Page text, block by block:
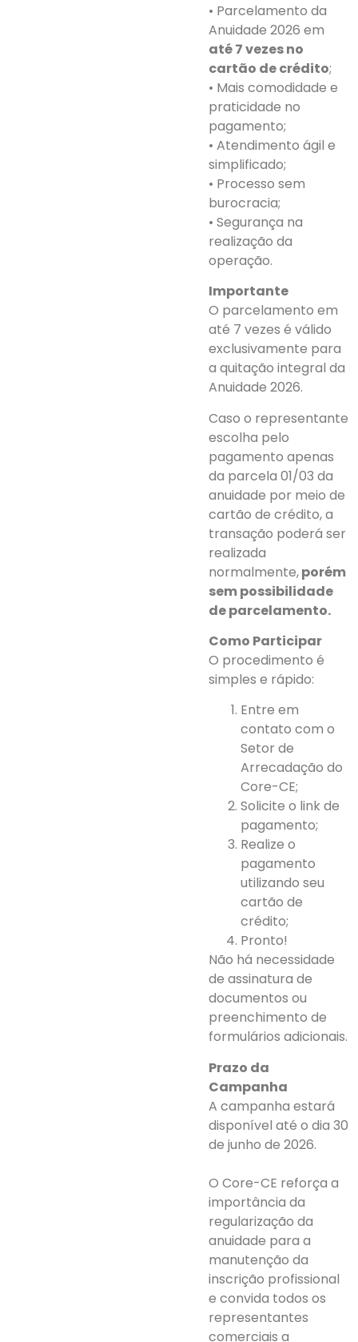
• Parcelamento da
Anuidade 2026 em
até 7 vezes no
cartão de crédito;
• Mais comodidade e
praticidade no
pagamento;
• Atendimento ágil e
simplificado;
• Processo sem
burocracia;
• Segurança na
realização da
operação.
Importante
O parcelamento em
até 7 vezes é válido
exclusivamente para
a quitação integral da
Anuidade 2026.
Caso o representante
escolha pelo
pagamento apenas
da parcela 01/03 da
anuidade por meio de
cartão de crédito, a
transação poderá ser
realizada
normalmente,porém
sem possibilidade
de parcelamento.
Como Participar
O procedimento é
simples e rápido:
Entre em
contato com o
Setor de
Arrecadação do
Core-CE;
Solicite o link de
pagamento;
Realize o
pagamento
utilizando seu
cartão de
crédito;
Pronto!
Não há necessidade
de assinatura de
documentos ou
preenchimento de
formulários adicionais.
Prazo da
Campanha
A campanha estará
disponível até o dia 30
de junho de 2026.
O Core-CE reforça a
importância da
regularização da
anuidade para a
manutenção da
inscrição profissional
e convida todos os
representantes
comerciais a